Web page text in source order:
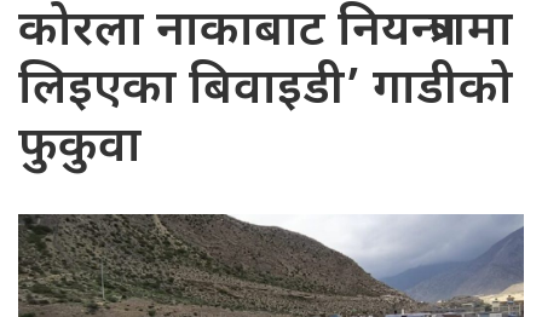
कोरला नाकाबाट नियन्त्रणमा
लिइएका बिवाइडी’ गाडीको
फुकुवा